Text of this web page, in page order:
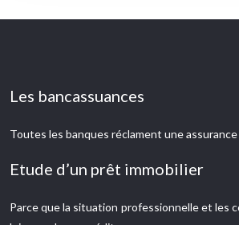
Les bancassuances
Toutes les banques réclament une
Etude d’un prêt immobilier
Parce que la situation professionnelle et les